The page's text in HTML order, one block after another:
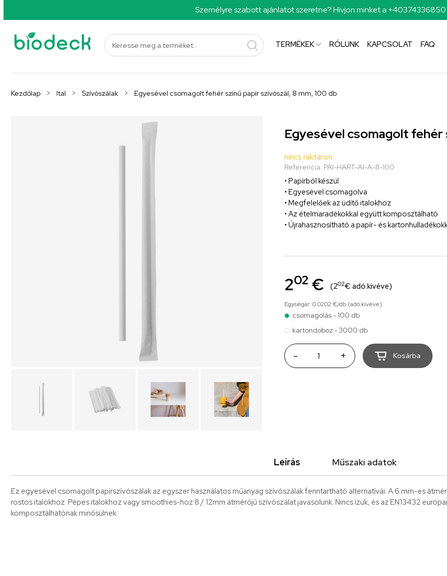
Személyre szabott ajánlatot szeretne? Hívjon minket a
TERMÉKEK RÓLUNK KAPCSOLAT FAQ
Kezdőlap Ital Szívószálak Egyesével csomagolt fehér színű papír szívószál, 8 mm, 100 db
Egyesével csomagolt fehér
nincs raktáron
Referencia: PAI-HART-AI-A-8-100
• Papírból készül
• Egyesével csomagolva
• Megfelelőek az üdítő italokhoz
• Az ételmaradékokkal együtt komposztálható
• Újrahasznosítható a papír- és
202 € (202€ adó.kivéve)
Egységár: 0.0202 €/db (adó.kivéve)
csomagolás - 100 db
kartondoboz - 3000 db
- + Kosárba
Leírás Műszaki adatok
Ez egyesével csomagolt papírszívószálak az egyszer használatos műanyag szívószálak fenntartható alternatívái. A 6 mm-es
rostos italokhoz. Pépes italokhoz vagy smoothies-hoz 8 / 12mm átmérőjű szívószálat javasolunk. Nincs ízük, és az EN13432
komposztálhatónak minősülnek.